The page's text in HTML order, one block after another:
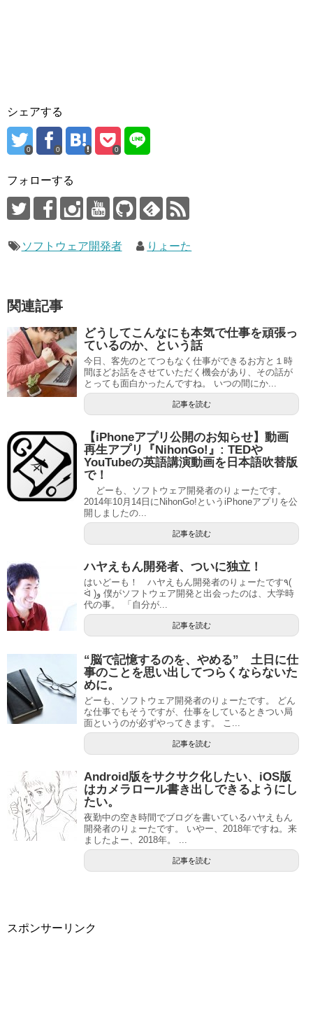
シェアする
0 0 0
フォローする
ソフトウェア開発者 りょーた
関連記事
どうしてこんなにも本気で仕事を頑張っ
ているのか、という話
今日、客先のとてつもなく仕事ができるお方と１時
間ほどお話をさせていただく機会があり、その話が
とっても面白かったんですね。 いつの間にか...
記事を読む
【iPhoneアプリ公開のお知らせ】動画
再生アプリ『NihonGo!』: TEDや
YouTubeの英語講演動画を日本語吹替版
で！
どーも、ソフトウェア開発者のりょーたです。
2014年10月14日にNihonGo!というiPhoneアプリを公
開しましたの...
記事を読む
ハヤえもん開発者、ついに独立！
はいどーも！ ハヤえもん開発者のりょーたです٩(
ᐛ )و 僕がソフトウェア開発と出会ったのは、大学時
代の事。 「自分が...
記事を読む
“脳で記憶するのを、やめる” 土日に仕
事のことを思い出してつらくならないた
めに。
どーも、ソフトウェア開発者のりょーたです。 どん
な仕事でもそうですが、仕事をしているときつい局
面というのが必ずやってきます。 こ...
記事を読む
Android版をサクサク化したい、iOS版
はカメラロール書き出しできるようにし
たい。
夜勤中の空き時間でブログを書いているハヤえもん
開発者のりょーたです。 いやー、2018年ですね。来
ましたよー、2018年。 ...
記事を読む
スポンサーリンク